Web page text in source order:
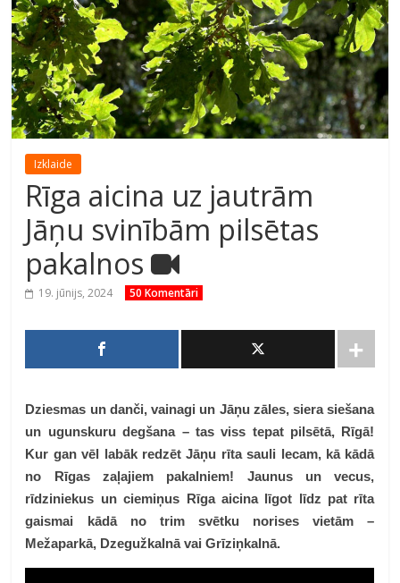
Izklaide
Rīga aicina uz jautrām
Jāņu svinībām pilsētas
pakalnos
19. jūnijs, 2024 50 Komentāri
Dziesmas un danči, vainagi un Jāņu zāles, siera siešana
un ugunskuru degšana – tas viss tepat pilsētā, Rīgā!
Kur gan vēl labāk redzēt Jāņu rīta sauli lecam, kā kādā
no Rīgas zaļajiem pakalniem! Jaunus un vecus,
rīdziniekus un ciemiņus Rīga aicina līgot līdz pat rīta
gaismai kādā no trim svētku norises vietām –
Mežaparkā, Dzegužkalnā vai Grīziņkalnā.